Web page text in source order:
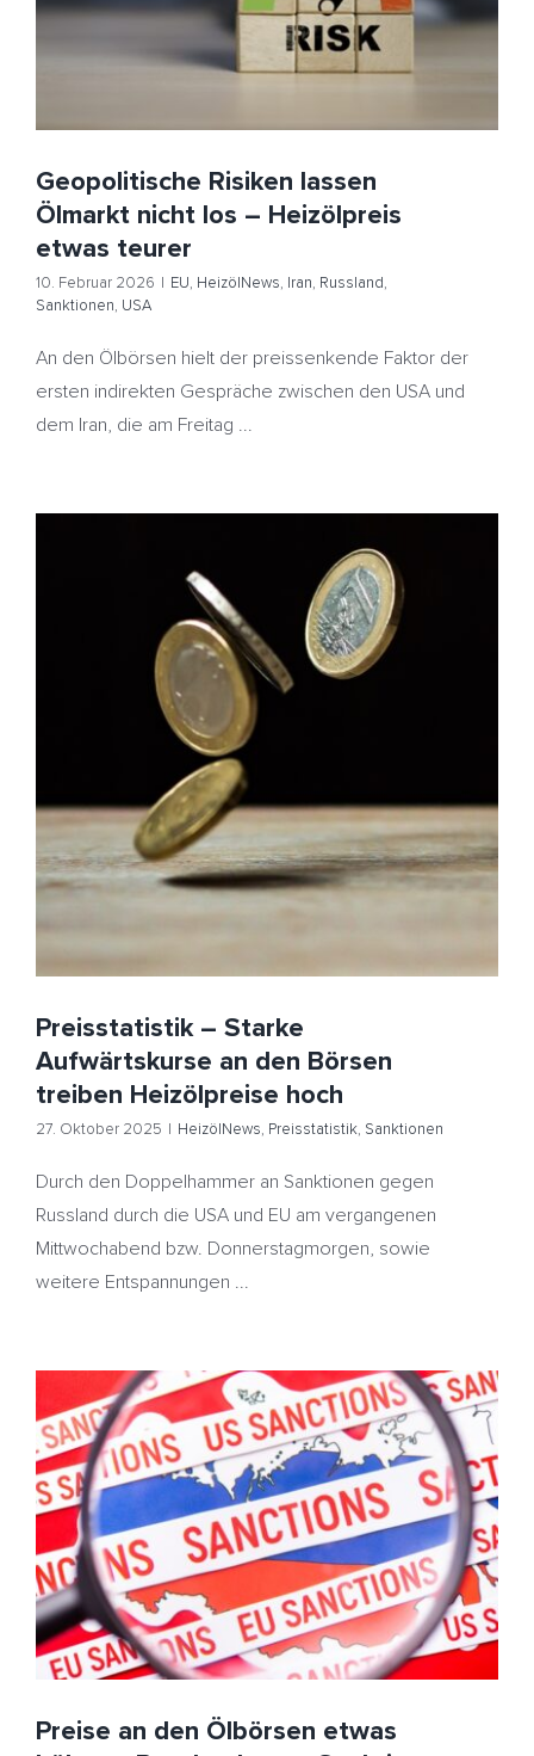
Geopolitische Risiken lassen
Ölmarkt nicht los – Heizölpreis
etwas teurer
10. Februar 2026 | EU, HeizölNews, Iran, Russland,
Sanktionen, USA
An den Ölbörsen hielt der preissenkende Faktor der
ersten indirekten Gespräche zwischen den USA und
dem Iran, die am Freitag ...
Preisstatistik – Starke Aufwärtskurse an den Börsen
treiben Heizölpreise hoch
HeizölNews Preisstatistik
Preisstatistik – Starke
Aufwärtskurse an den Börsen
treiben Heizölpreise hoch
27. Oktober 2025 | HeizölNews, Preisstatistik, Sanktionen
Durch den Doppelhammer an Sanktionen gegen
Russland durch die USA und EU am vergangenen
Mittwochabend bzw. Donnerstagmorgen, sowie
weitere Entspannungen ...
Preise an den Ölbörsen etwas höher – Russland trotz
Sanktionen weitgehend entspannt – Heizöl teurer
China HeizölNews Indien Russland Sanktionen
Preise an den Ölbörsen etwas